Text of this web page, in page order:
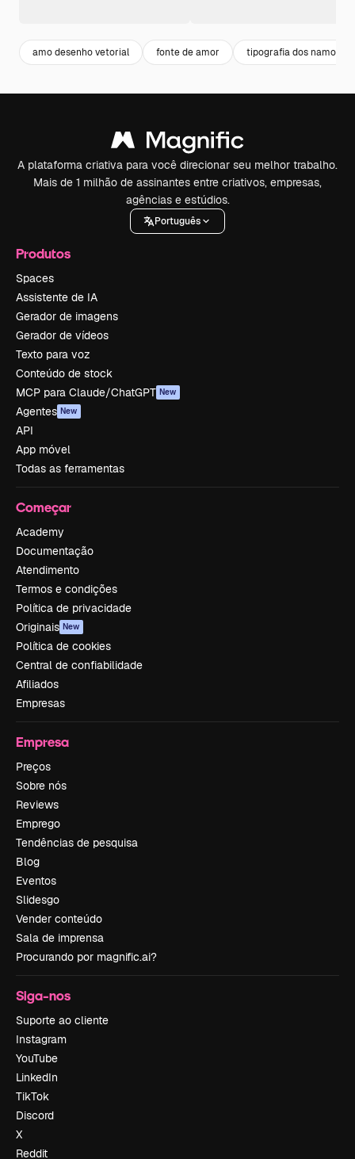
amo desenho vetorial fonte de amor tipografia dos
A plataforma criativa para você direcionar seu melhor trabalho.
Mais de 1 milhão de assinantes entre criativos, empresas,
agências e estúdios.
Português
Produtos
Spaces
Assistente de IA
Gerador de imagens
Gerador de vídeos
Texto para voz
Conteúdo de stock
MCP para Claude/ChatGPT New
Agentes New
API
App móvel
Todas as ferramentas
Começar
Academy
Documentação
Atendimento
Termos e condições
Política de privacidade
Originais New
Política de cookies
Central de confiabilidade
Afiliados
Empresas
Empresa
Preços
Sobre nós
Reviews
Emprego
Tendências de pesquisa
Blog
Eventos
Slidesgo
Vender conteúdo
Sala de imprensa
Procurando por magnific.ai?
Siga-nos
Suporte ao cliente
Instagram
YouTube
LinkedIn
TikTok
Discord
X
Reddit